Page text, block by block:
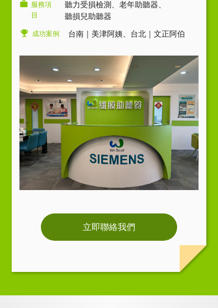
服務項
目
聽力受損檢測 、 老年助聽器、
聽損兒助聽器
成功案例 台南｜美津阿姨、 台北｜文正阿伯
立即聯絡我們